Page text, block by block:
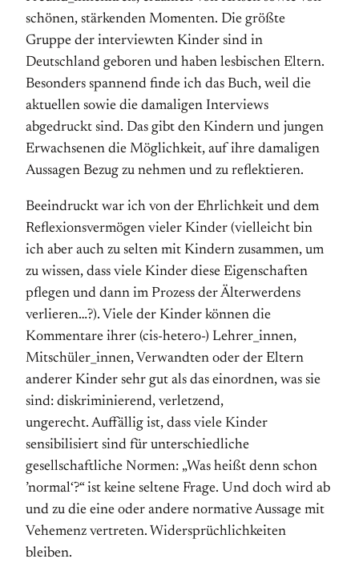
schönen, stärkenden Momenten. Die größte
Gruppe der interviewten Kinder sind in
Deutschland geboren und haben lesbischen Eltern.
Besonders spannend finde ich das Buch, weil die
aktuellen sowie die damaligen Interviews
abgedruckt sind. Das gibt den Kindern und jungen
Erwachsenen die Möglichkeit, auf ihre damaligen
Aussagen Bezug zu nehmen und zu reflektieren.
Beeindruckt war ich von der Ehrlichkeit und dem
Reflexionsvermögen vieler Kinder (vielleicht bin
ich aber auch zu selten mit Kindern zusammen, um
zu wissen, dass viele Kinder diese Eigenschaften
pflegen und dann im Prozess der Älterwerdens
verlieren…?). Viele der Kinder können die
Kommentare ihrer (cis-hetero-) Lehrer_innen,
Mitschüler_innen, Verwandten oder der Eltern
anderer Kinder sehr gut als das einordnen, was sie
sind: diskriminierend, verletzend,
ungerecht. Auffällig ist, dass viele Kinder
sensibilisiert sind für unterschiedliche
gesellschaftliche Normen: „Was heißt denn schon
’normal‘?“ ist keine seltene Frage. Und doch wird ab
und zu die eine oder andere normative Aussage mit
Vehemenz vertreten. Widersprüchlichkeiten
bleiben.